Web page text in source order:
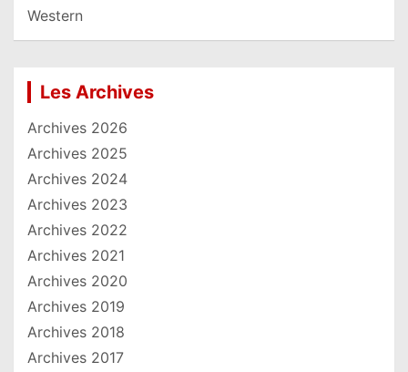
Western
Les Archives
Archives 2026
Archives 2025
Archives 2024
Archives 2023
Archives 2022
Archives 2021
Archives 2020
Archives 2019
Archives 2018
Archives 2017